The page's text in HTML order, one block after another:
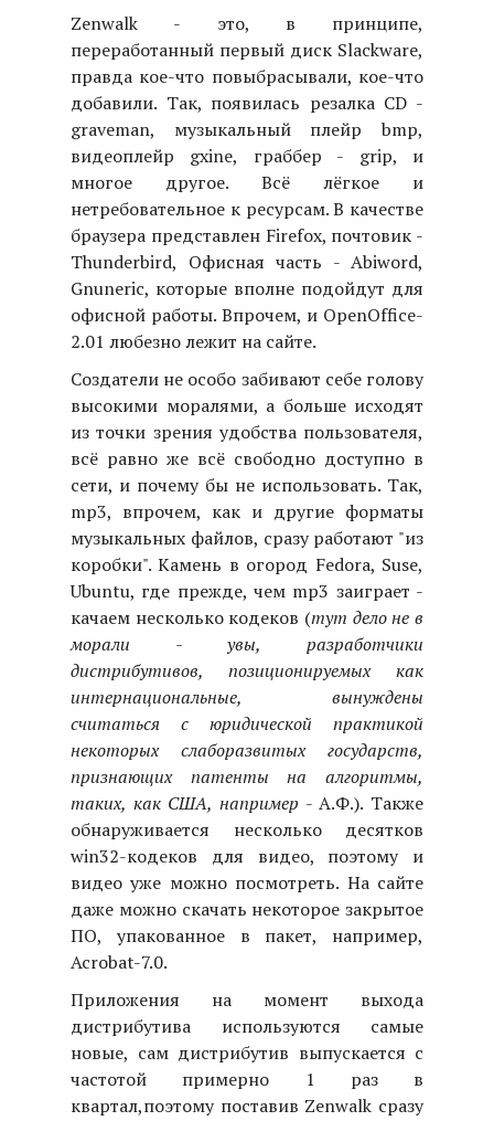
Zenwalk - это, в принципе,
переработанный первый диск Slackware,
правда кое-что повыбрасывали, кое-что
добавили. Так, появилась резалка CD -
graveman, музыкальный плейр bmp,
видеоплейр gxine, граббер - grip, и
многое другое. Всё лёгкое и
нетребовательное к ресурсам. В качестве
браузера представлен Firefox, почтовик -
Thunderbird, Офисная часть - Abiword,
Gnuneric, которые вполне подойдут для
офисной работы. Впрочем, и OpenOffice-
2.01 любезно лежит на сайте.
Создатели не особо забивают себе голову
высокими моралями, а больше исходят
из точки зрения удобства пользователя,
всё равно же всё свободно доступно в
сети, и почему бы не использовать. Так,
mp3, впрочем, как и другие форматы
музыкальных файлов, сразу работают "из
коробки". Камень в огород Fedora, Suse,
Ubuntu, где прежде, чем mp3 заиграет -
качаем несколько кодеков (тут дело не в
морали - увы, разработчики
дистрибутивов, позиционируемых как
интернациональные, вынуждены
считаться с юридической практикой
некоторых слаборазвитых государств,
признающих патенты на алгоритмы,
таких, как США, например - А.Ф.). Также
обнаруживается несколько десятков
win32-кодеков для видео, поэтому и
видео уже можно посмотреть. На сайте
даже можно скачать некоторое закрытое
ПО, упакованное в пакет, например,
Acrobat-7.0.
Приложения на момент выхода
дистрибутива используются самые
новые, сам дистрибутив выпускается с
частотой примерно 1 раз в
квартал,поэтому поставив Zenwalk сразу